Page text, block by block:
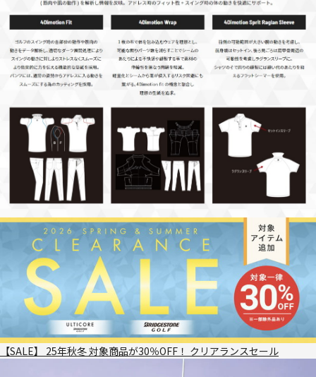
【SALE】 25年秋冬 対象商品が30％OFF！ クリアランスセール